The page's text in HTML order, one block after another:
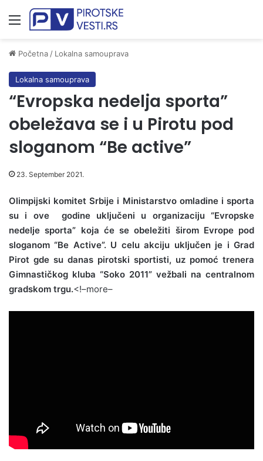
Meni
Početna / Lokalna samouprava
Lokalna samouprava
“Evropska nedelja sporta”
obeležava se i u Pirotu pod
sloganom “Be active”
23. September 2021.
Olimpijski komitet Srbije i Ministarstvo omladine i sporta
su i ove godine uključeni u organizaciju “Evropske
nedelje sporta” koja će se obeležiti širom Evrope pod
sloganom “Be Active”. U celu akciju uključen je i Grad
Pirot gde su danas pirotski sportisti, uz pomoć trenera
Gimnastičkog kluba “Soko 2011” vežbali na centralnom
gradskom trgu.<!–more–